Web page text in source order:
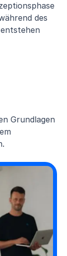
des
Grundlagen